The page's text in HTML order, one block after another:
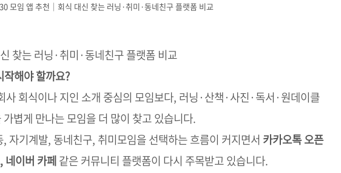
모임 앱 추천｜회식 대신 찾는 러닝·취미·동네친구 플랫폼 비교
찾는 러닝·취미·동네친구 플랫폼 비교
해야 할까요?
회식이나 지인 소개 중심의 모임보다, 러닝·산책·사진·독서·원데이클
볍게 만나는 모임을 더 많이 찾고 있습니다.
자기계발, 동네친구, 취미모임을 선택하는 흐름이 커지면서 카카오톡 오픈
네이버 카페같은 커뮤니티 플랫폼이 다시 주목받고 있습니다.